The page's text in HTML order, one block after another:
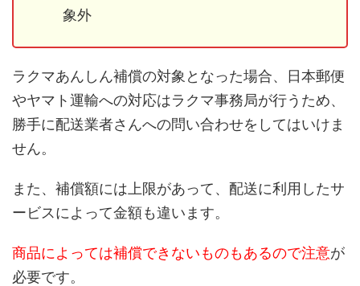
象外
ラクマあんしん補償の対象となった場合、日本郵便
やヤマト運輸への対応はラクマ事務局が行うため、
勝手に配送業者さんへの問い合わせをしてはいけま
せん。
また、補償額には上限があって、配送に利用したサ
ービスによって金額も違います。
商品によっては補償できないものもあるので注意が
必要です。